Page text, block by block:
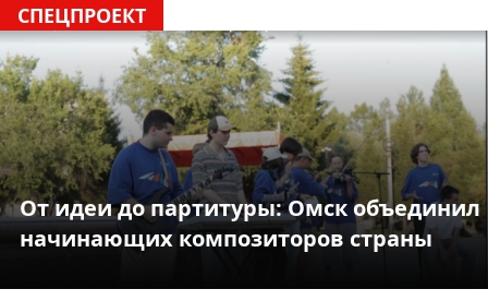
СПЕЦПРОЕКТ
От идеи до партитуры: Омск объединил
начинающих композиторов страны